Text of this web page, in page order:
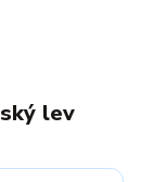
lev